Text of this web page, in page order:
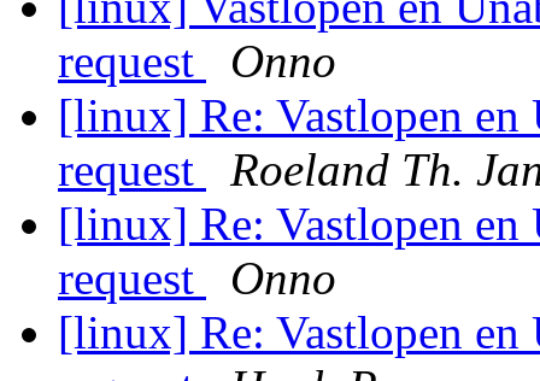
request
Onno
[linux] Re: Vastlopen en
request
Roeland Th.
[linux] Re: Vastlopen en
request
Onno
[linux] Re: Vastlopen en